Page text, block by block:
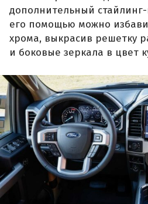
дополнительный
его помощью можно
хрома, выкрасив решетку
и боковые зеркала в цвет